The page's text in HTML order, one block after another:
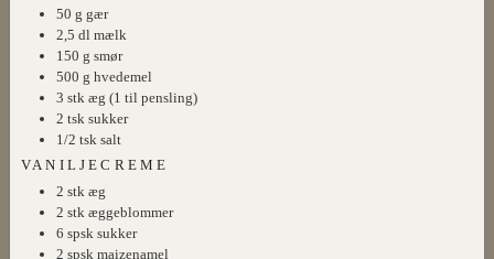
50 g gær
2,5 dl mælk
150 g smør
500 g hvedemel
3 stk æg (1 til pensling)
2 tsk sukker
1/2 tsk salt
VANILJECREME
2 stk æg
2 stk æggeblommer
6 spsk sukker
2 spsk maizenamel